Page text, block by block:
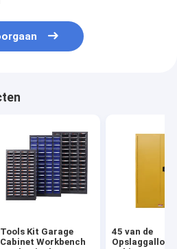
Tools Kit Garage
Cabinet Workbench
45 van de
Opslaggallons